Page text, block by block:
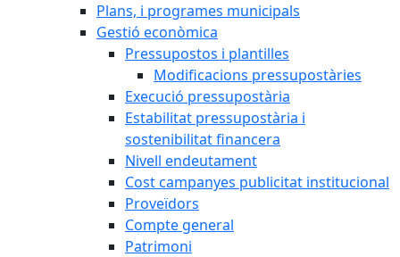
Plans, i programes municipals
Gestió econòmica
Pressupostos i plantilles
Modificacions pressupostàries
Execució pressupostària
Estabilitat pressupostària i
sostenibilitat financera
Nivell endeutament
Cost campanyes publicitat institucional
Proveïdors
Compte general
Patrimoni